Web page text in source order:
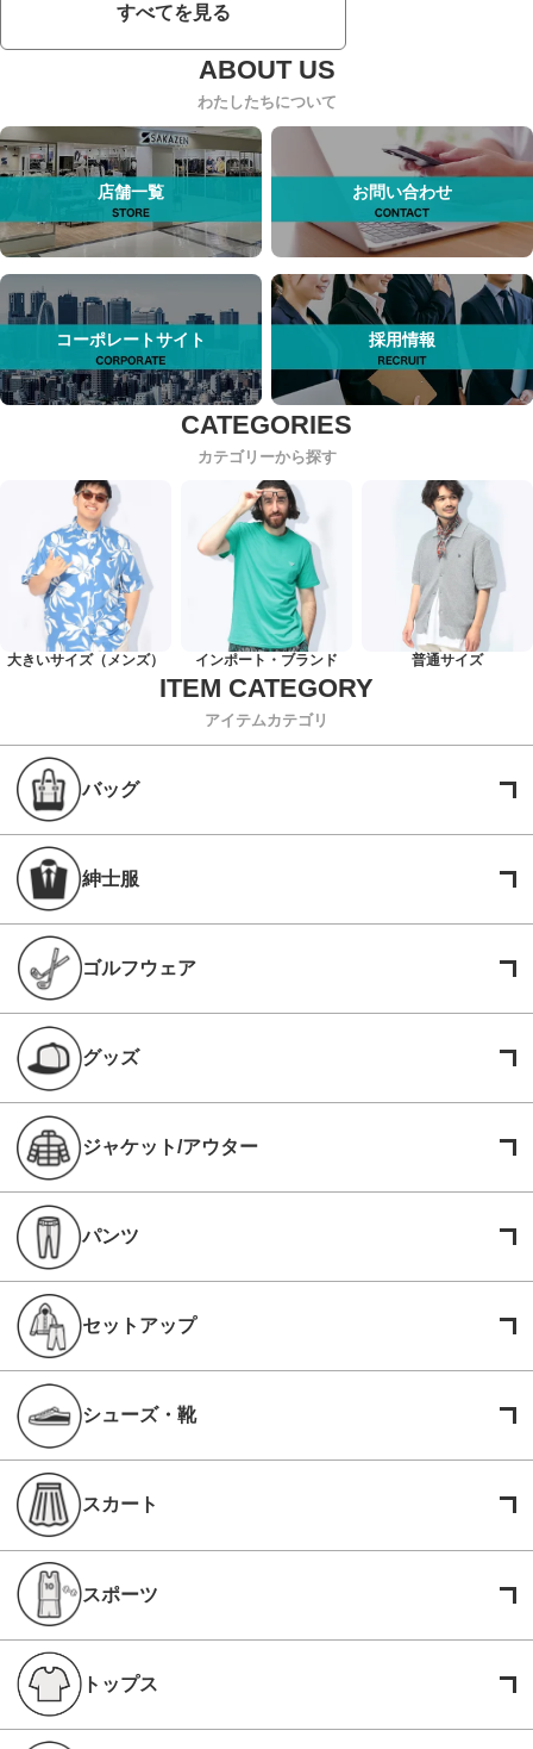
すべてを見る
わたしたちについて
店舗一覧 お問い合わせ
コーポレートサイト 採用情報
カテゴリーから探す
大きいサイズ（メンズ） インポート・ブランド 普通サイズ
アイテムカテゴリ
バッグ
紳士服
ゴルフウェア
グッズ
ジャケット/アウター
パンツ
セットアップ
シューズ・靴
スカート
スポーツ
トップス